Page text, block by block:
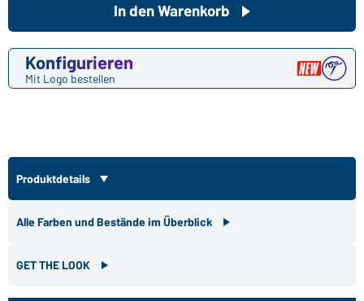
Konfigurieren
Mit Logo bestellen
In den Warenkorb
Produktdetails
Alle Farben und Bestände im Überblick
GET THE LOOK